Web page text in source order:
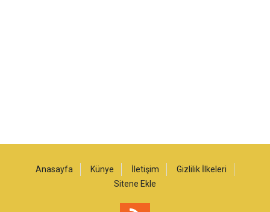
Anasayfa Künye İletişim
Gizlilik İlkeleri
Sitene Ekle